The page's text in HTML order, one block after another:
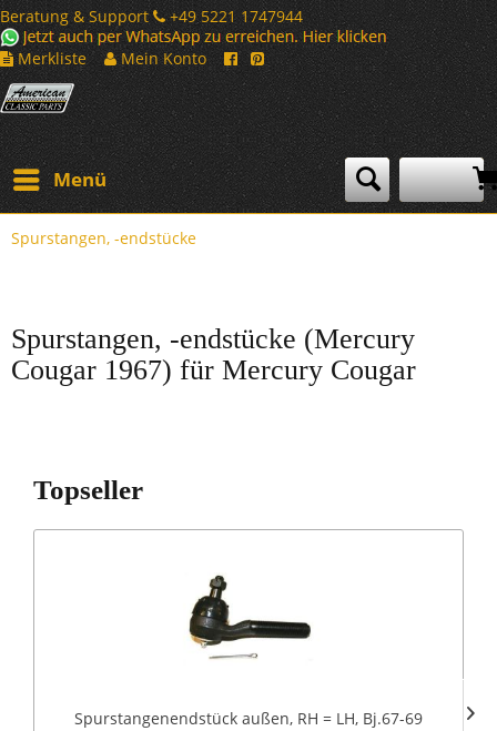
Beratung & Support
+49 5221 1747944
Merkliste
Mein Konto
Menü
Spurstangen, -endstücke
Spurstangen, -endstücke (Mercury
Cougar 1967) für Mercury Cougar
Topseller
Spurstangenendstück außen, RH = LH, Bj.67-69